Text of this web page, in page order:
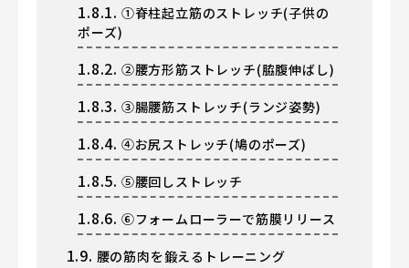
1.8.1. ①脊柱起立筋のストレッチ(子供の
ポーズ)
1.8.2. ②腰方形筋ストレッチ(脇腹伸ばし)
1.8.3. ③腸腰筋ストレッチ(ランジ姿勢)
1.8.4. ④お尻ストレッチ(鳩のポーズ)
1.8.5. ⑤腰回しストレッチ
1.8.6. ⑥フォームローラーで筋膜リリース
1.9. 腰の筋肉を鍛えるトレーニング